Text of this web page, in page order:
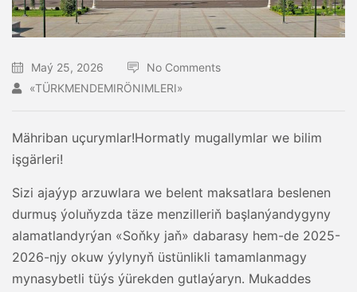
Maý 25, 2026
No Comments
«TÜRKMENDEMIRÖNIMLERI»
Mähriban uçurymlar!Hormatly mugallymlar we bilim
işgärleri!
Sizi ajaýyp arzuwlara we belent maksatlara beslenen
durmuş ýoluňyzda täze menzilleriň başlanýandygyny
alamatlandyrýan «Soňky jaň» dabarasy hem-de 2025-
2026-njy okuw ýylynyň üstünlikli tamamlanmagy
mynasybetli tüýs ýürekden gutlaýaryn. Mukaddes